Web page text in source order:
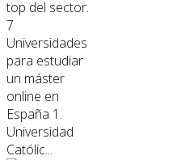
top del sector.
7
Universidades
para estudiar
un máster
online en
España 1.
Universidad
Católic...